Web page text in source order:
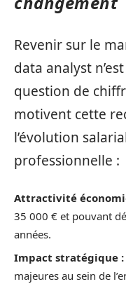
Revenir sur le
data analyst
question de
motivent cette
l’évolution
professionnelle :
Attractivité
35 000 € et pouvant
années.
Impact stratégique :
majeures au sein de